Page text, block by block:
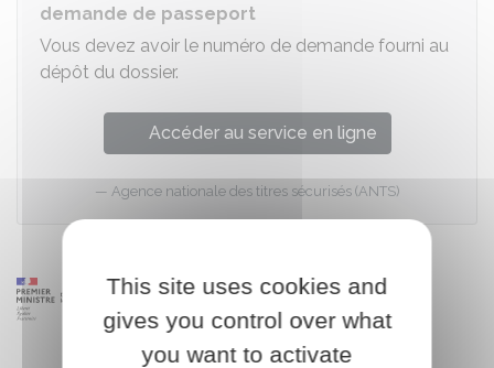
demande de passeport
Vous devez avoir le numéro de demande fourni au
dépôt du dossier.
Accéder au service en ligne
Agence nationale des titres sécurisés (ANTS)
This site uses cookies and
gives you control over what
you want to activate